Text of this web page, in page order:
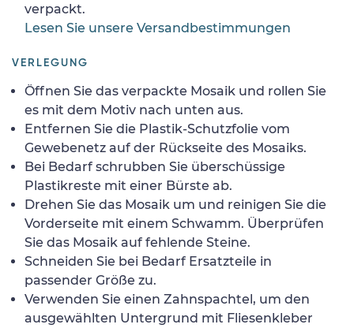
verpackt.
Lesen Sie unsere Versandbestimmungen
VERLEGUNG
Öffnen Sie das verpackte Mosaik und rollen Sie
es mit dem Motiv nach unten aus.
Entfernen Sie die Plastik-Schutzfolie vom
Gewebenetz auf der Rückseite des Mosaiks.
Bei Bedarf schrubben Sie überschüssige
Plastikreste mit einer Bürste ab.
Drehen Sie das Mosaik um und reinigen Sie die
Vorderseite mit einem Schwamm. Überprüfen
Sie das Mosaik auf fehlende Steine.
Schneiden Sie bei Bedarf Ersatzteile in
passender Größe zu.
Verwenden Sie einen Zahnspachtel, um den
ausgewählten Untergrund mit Fliesenkleber